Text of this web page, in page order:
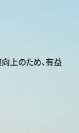
上のため、有益